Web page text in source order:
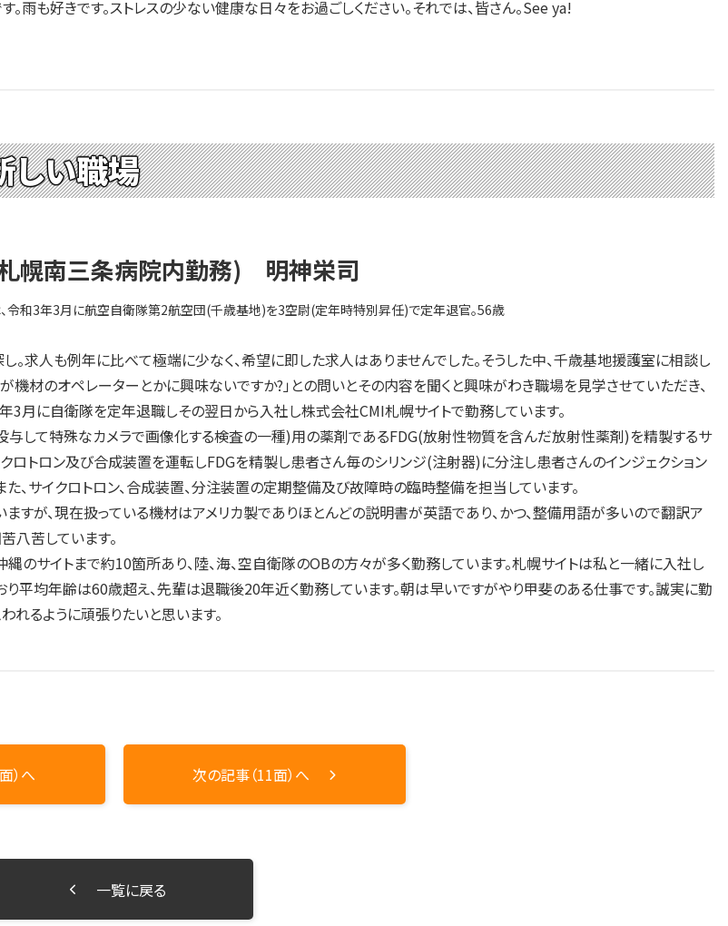
雨も好きです。ストレスの少ない健康な日々をお過ごしください。それでは、皆さん。See ya!
しい職場
幌南三条病院内勤務) 明神栄司
令和3年3月に航空自衛隊第2航空団(千歳基地)を3空尉(定年時特別昇任)で定年退官。56歳
求人も例年に比べて極端に少なく、希望に即した求人はありませんでした。そうした中、千歳基地援護室に相談し
機材のオペレーターとかに興味ないですか?」との問いとその内容を聞くと興味がわき職場を見学させていただき、
3月に自衛隊を定年退職しその翌日から入社し株式会社CMI札幌サイトで勤務しています。
して特殊なカメラで画像化する検査の一種)用の薬剤であるFDG(放射性物質を含んだ放射性薬剤)を精製するサ
ロトロン及び合成装置を運転しFDGを精製し患者さん毎のシリンジ(注射器)に分注し患者さんのインジェクション
、サイクロトロン、合成装置、分注装置の定期整備及び故障時の臨時整備を担当しています。
が、現在扱っている機材はアメリカ製でありほとんどの説明書が英語であり、かつ、整備用語が多いので翻訳ア
八苦しています。
サイトまで約10箇所あり、陸、海、空自衛隊のOBの方々が多く勤務しています。札幌サイトは私と一緒に入社し
平均年齢は60歳超え、先輩は退職後20年近く勤務しています。朝は早いですがやり甲斐のある仕事です。誠実に勤
るように頑張りたいと思います。
）へ 次の記事（11面）へ
一覧に戻る